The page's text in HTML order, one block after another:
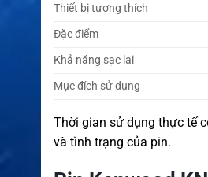
Thiết bị tương thích
Đặc điểm
Khả năng sạc lại
Mục đích sử dụng
Thời gian sử dụng thực tế
và tình trạng của pin.